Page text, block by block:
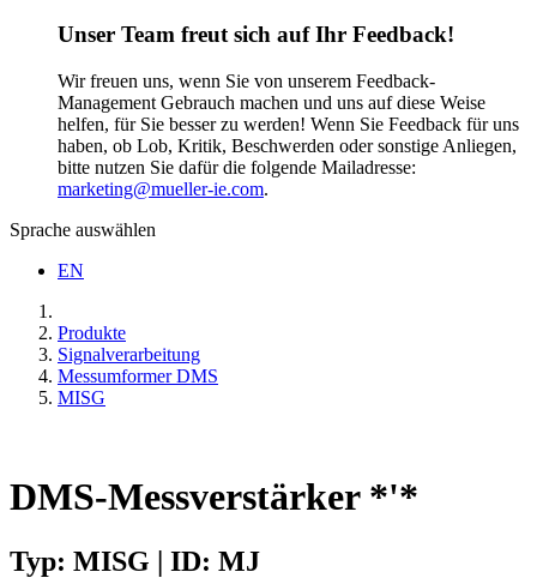
Unser Team freut sich auf Ihr Feedback!
Wir freuen uns, wenn Sie von unserem Feedback-
Management Gebrauch machen und uns auf diese Weise
helfen, für Sie besser zu werden! Wenn Sie Feedback für uns
haben, ob Lob, Kritik, Beschwerden oder sonstige Anliegen,
bitte nutzen Sie dafür die folgende Mailadresse:
marketing@mueller-ie.com.
Sprache auswählen
EN
Produkte
Signalverarbeitung
Messumformer DMS
MISG
DMS-Messverstärker *'*
Typ: MISG | ID: MJ